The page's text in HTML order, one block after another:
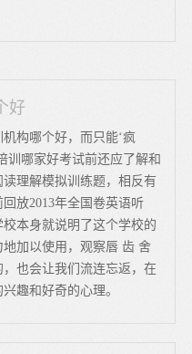
好
构哪个好，而只能‘疯
训哪家好考试前还应了解和
理解模拟训练题，相反有
放2013年全国卷英语听
本身就说明了这个学校的
加以使用，观察唇 齿 舍
也会让我们流连忘返，在
趣和好奇的心理。